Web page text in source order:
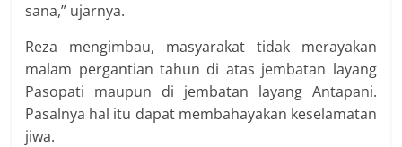
sana,” ujarnya.
Reza mengimbau, masyarakat tidak merayakan
malam pergantian tahun di atas jembatan layang
Pasopati maupun di jembatan layang Antapani.
Pasalnya hal itu dapat membahayakan keselamatan
jiwa.